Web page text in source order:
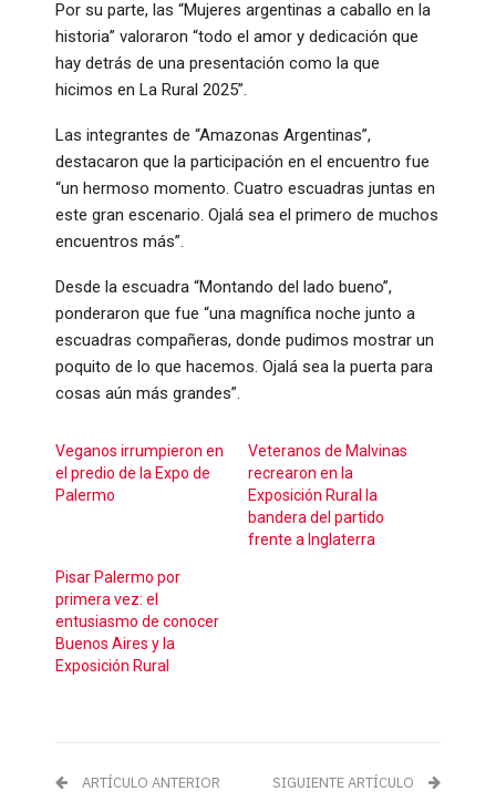
Por su parte, las “Mujeres argentinas a caballo en la
historia” valoraron “todo el amor y dedicación que
hay detrás de una presentación como la que
hicimos en La Rural 2025”.
Las integrantes de “Amazonas Argentinas”,
destacaron que la participación en el encuentro fue
“un hermoso momento. Cuatro escuadras juntas en
este gran escenario. Ojalá sea el primero de muchos
encuentros más”.
Desde la escuadra “Montando del lado bueno”,
ponderaron que fue “una magnífica noche junto a
escuadras compañeras, donde pudimos mostrar un
poquito de lo que hacemos. Ojalá sea la puerta para
cosas aún más grandes”.
Veganos irrumpieron en
el predio de la Expo de
Palermo
Veteranos de Malvinas
recrearon en la
Exposición Rural la
bandera del partido
frente a Inglaterra
Pisar Palermo por
primera vez: el
entusiasmo de conocer
Buenos Aires y la
Exposición Rural
ARTÍCULO ANTERIOR SIGUIENTE ARTÍCULO